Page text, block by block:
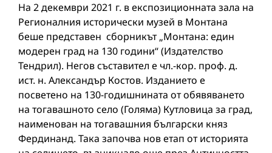
На 2 декември 2021 г. в експозиционната зала на
Регионалния исторически музей в Монтана
беше представен сборникът „Монтана: един
модерен град на 130 години“ (Издателство
Тендрил). Негов съставител е чл.-кор. проф. д.
ист. н. Александър Костов. Изданието е
посветено на 130-годишнината от обявяването
на тогавашното село (Голяма) Кутловица за град,
наименован на тогавашния български княз
Фердинанд. Така започва нов етап от историята